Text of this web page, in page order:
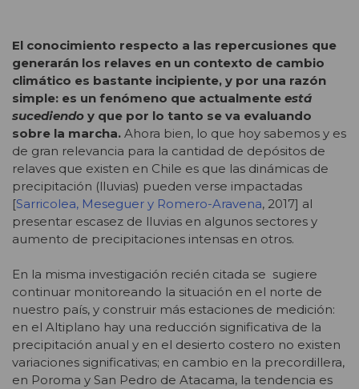
El conocimiento respecto a las repercusiones que
generarán los relaves en un contexto de cambio
climático es bastante incipiente, y por una razón
simple: es un fenómeno que actualmente está
sucediendo y que por lo tanto se va evaluando
sobre la marcha. Ahora bien, lo que hoy sabemos y es
de gran relevancia para la cantidad de depósitos de
relaves que existen en Chile es que las dinámicas de
precipitación (lluvias) pueden verse impactadas
[Sarricolea, Meseguer y Romero-Aravena, 2017] al
presentar escasez de lluvias en algunos sectores y
aumento de precipitaciones intensas en otros.
En la misma investigación recién citada se sugiere
continuar monitoreando la situación en el norte de
nuestro país, y construir más estaciones de medición:
en el Altiplano hay una reducción significativa de la
precipitación anual y en el desierto costero no existen
variaciones significativas; en cambio en la precordillera,
en Poroma y San Pedro de Atacama, la tendencia es